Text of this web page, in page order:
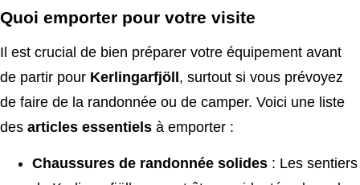
Quoi emporter pour votre visite
Il est crucial de bien préparer votre équipement avant
de partir pour Kerlingarfjöll, surtout si vous prévoyez
de faire de la randonnée ou de camper. Voici une liste
des articles essentiels à emporter :
Chaussures de randonnée solides : Les sentiers